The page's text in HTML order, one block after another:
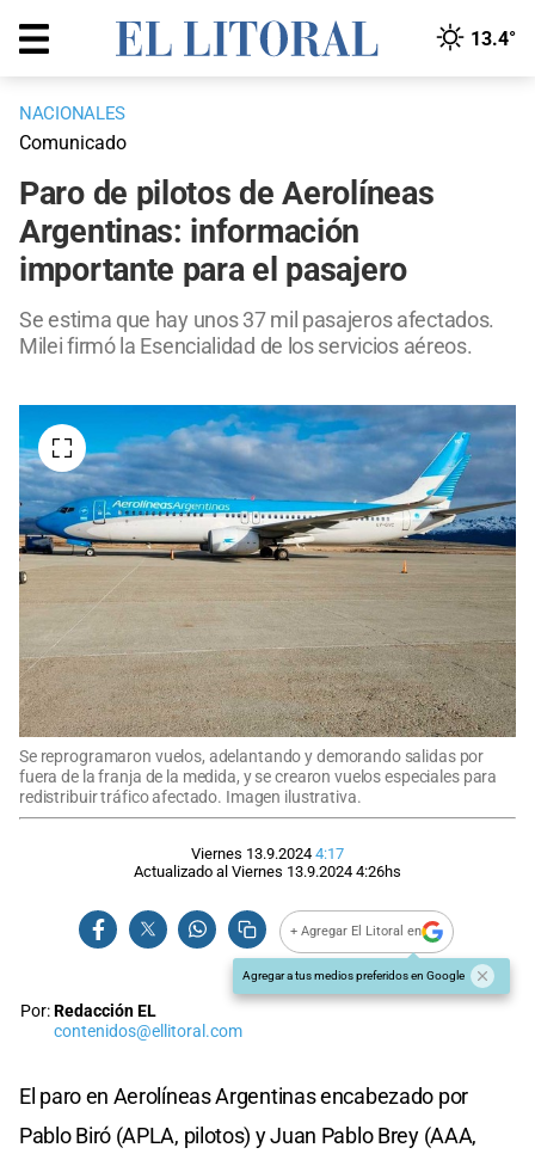
13.4°
NACIONALES
Comunicado
Paro de pilotos de Aerolíneas
Argentinas: información
importante para el pasajero
Se estima que hay unos 37 mil pasajeros afectados.
Milei firmó la Esencialidad de los servicios aéreos.
Se reprogramaron vuelos, adelantando y demorando salidas por
fuera de la franja de la medida, y se crearon vuelos especiales para
redistribuir tráfico afectado. Imagen ilustrativa.
Viernes 13.9.2024 4:17
Actualizado al Viernes 13.9.2024 4:26hs
+ Agregar El Litoral en
Agregar a tus medios preferidos en Google
Por:Redacción EL
contenidos@ellitoral.com
El paro en Aerolíneas Argentinas encabezado por
Pablo Biró (APLA, pilotos) y Juan Pablo Brey (AAA,